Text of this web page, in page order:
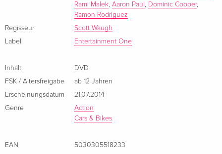
Rami Malek, Aaron Paul , Dominic Cooper,
Ramon Rodriguez
Regisseur
Scott Waugh
Label
Entertainment One
Inhalt
DVD
FSK / Altersfreigabe
ab 12 Jahren
Erscheinungsdatum
21.07.2014
Genre
Action
Cars & Bikes
EAN
5030305518233